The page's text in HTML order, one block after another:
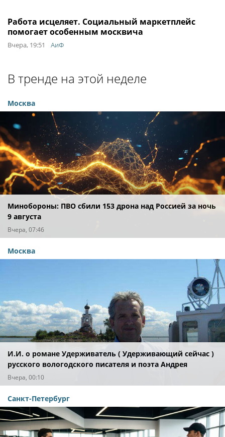
Работа исцеляет. Социальный маркетплейс
помогает особенным москвича
Вчера, 19:51 АиФ
В тренде на этой неделе
Москва
Минобороны: ПВО сбили 153 дрона над Россией за ночь
9 августа
Вчера, 07:46
Москва
И.И. о романе Удерживатель ( Удерживающий сейчас )
русского вологодского писателя и поэта Андрея
Малышева ( роман опубликован в 2016 г. )
Вчера, 00:10
Санкт-Петербург